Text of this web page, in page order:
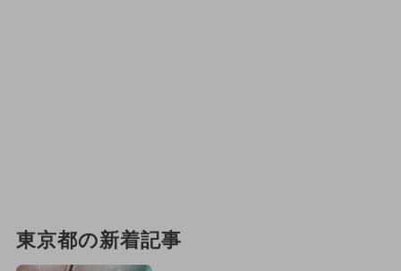
東京都の新着記事